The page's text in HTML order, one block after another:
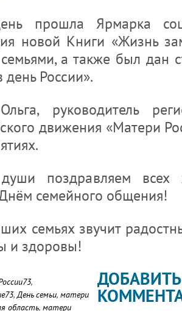
прошла Ярмарка
новой Книги «Жизнь
а также был дан
день России».
руководитель
движения «Матери
поздравляем всех
семейного общения!
семьях звучит
и здоровы!
,
,День семьи, матери
область, матери
ДОБАВИТЬ